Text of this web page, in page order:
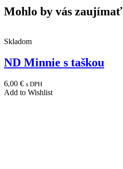
Mohlo by vás zaujímať
Skladom
ND Minnie s taškou
6,00 € s DPH
Add to Wishlist